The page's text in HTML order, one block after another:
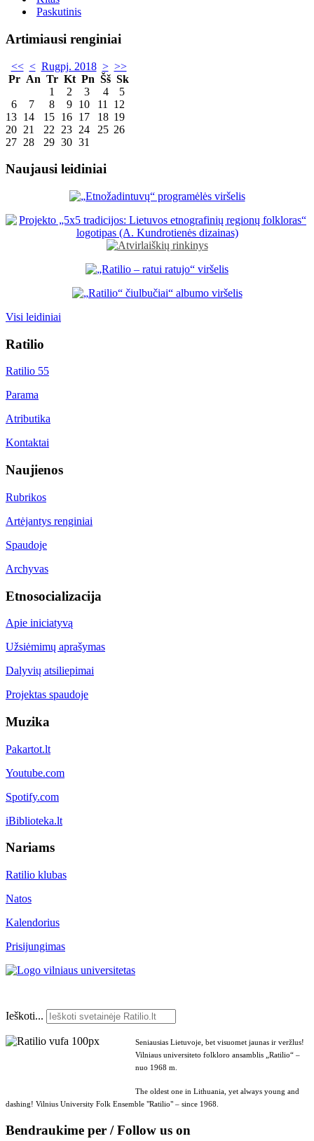
Paskutinis
Artimiausi renginiai
<< < Rugpj. 2018 > >>
Pr An Tr Kt Pn Šš Sk
1
2 3 4
5
6
7 8 9 10 11
12
13 14 15 16 17 18 19
20 21 22 23 24 25 26
27 28 29 30 31
Naujausi leidiniai
Visi leidiniai
Ratilio
Ratilio 55
Parama
Atributika
Kontaktai
Naujienos
Rubrikos
Artėjantys renginiai
Spaudoje
Archyvas
Etnosocializacija
Apie iniciatyvą
Užsiėmimų aprašymas
Dalyvių atsiliepimai
Projektas spaudoje
Muzika
Pakartot.lt
Youtube.com
Spotify.com
iBiblioteka.lt
Nariams
Ratilio klubas
Natos
Kalendorius
Prisijungimas
Ieškoti...
Seniausias Lietuvoje, bet visuomet jaunas ir veržlus!
Vilniaus universiteto folkloro ansamblis „Ratilio“ –
nuo 1968 m.
The oldest one in Lithuania, yet always young and
dashing! Vilnius University Folk Ensemble "Ratilio" – since 1968.
Bendraukime per / Follow us on